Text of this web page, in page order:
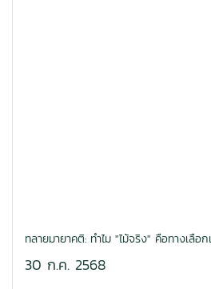
ทลายมายาคติ: ทำไม "ไม้จริง" คือทางเลื
30 ก.ค. 2568